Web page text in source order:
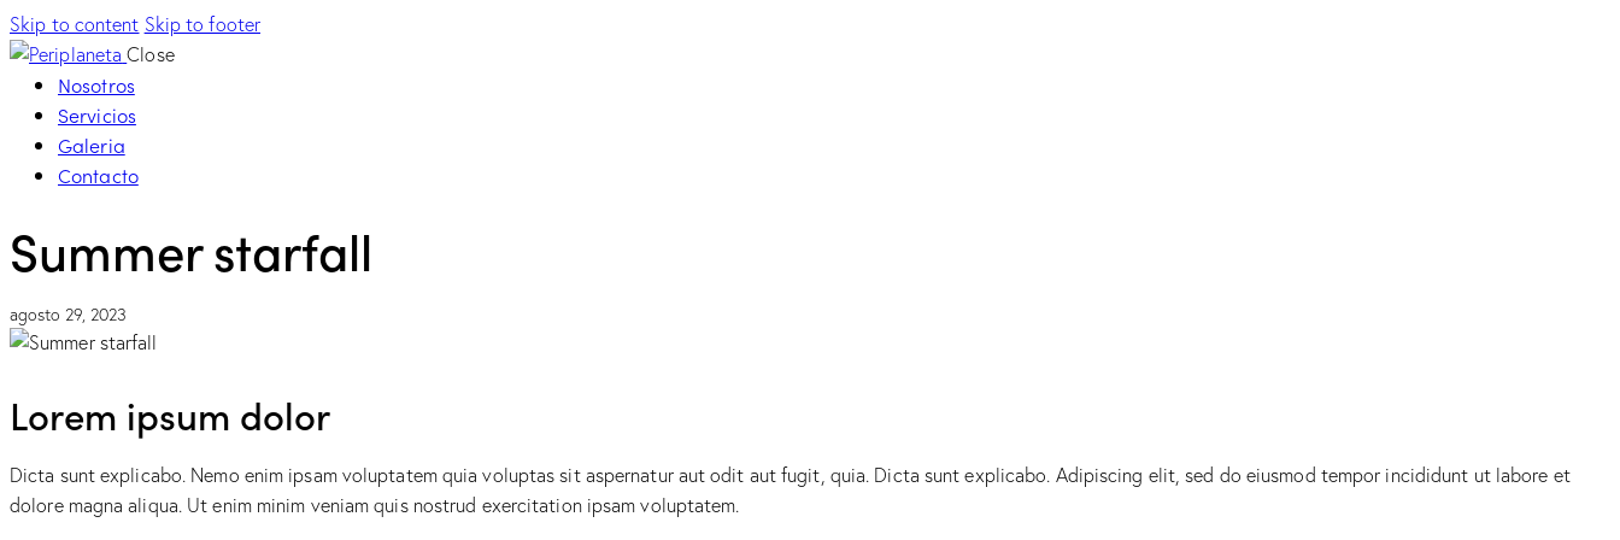
Skip to content Skip to footer
Close
Nosotros
Servicios
Galeria
Contacto
Summer starfall
agosto 29, 2023
Lorem ipsum dolor
Dicta sunt explicabo. Nemo enim ipsam voluptatem quia voluptas sit aspernatur aut odit aut fugit, quia. Dicta sunt explicabo. Adipiscing elit, sed do eiusmod tempor incididunt ut labore et
dolore magna aliqua. Ut enim minim veniam quis nostrud exercitation ipsam voluptatem.